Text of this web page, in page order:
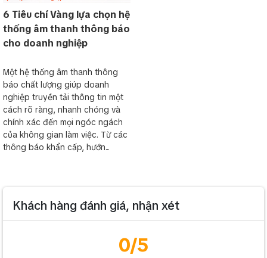
6 Tiêu chí Vàng lựa chọn hệ
thống âm thanh thông báo
cho doanh nghiệp
Một hệ thống âm thanh thông
báo chất lượng giúp doanh
nghiệp truyền tải thông tin một
cách rõ ràng, nhanh chóng và
chính xác đến mọi ngóc ngách
của không gian làm việc. Từ các
thông báo khẩn cấp, hướn...
Khách hàng đánh giá, nhận xét
0/5